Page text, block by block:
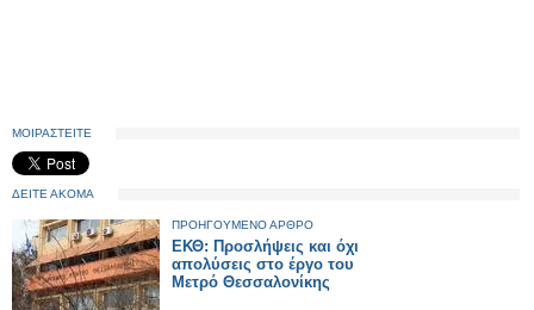
ΜΟΙΡΑΣΤΕΙΤΕ
ΔΕΙΤΕ ΑΚΟΜΑ
ΠΡΟΗΓΟΥΜΕΝΟ ΑΡΘΡΟ
ΕΚΘ: Προσλήψεις και όχι
απολύσεις στο έργο του
Μετρό Θεσσαλονίκης